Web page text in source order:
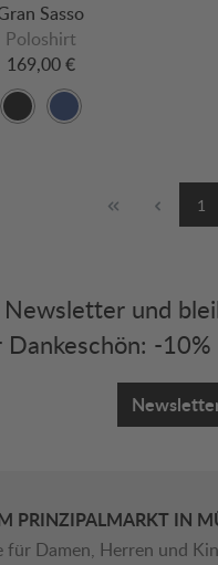
Sasso
Poloshirt
169,00 €
1
und
Dankeschön: -
PRINZIPALMARKT IN
Damen, Herren und